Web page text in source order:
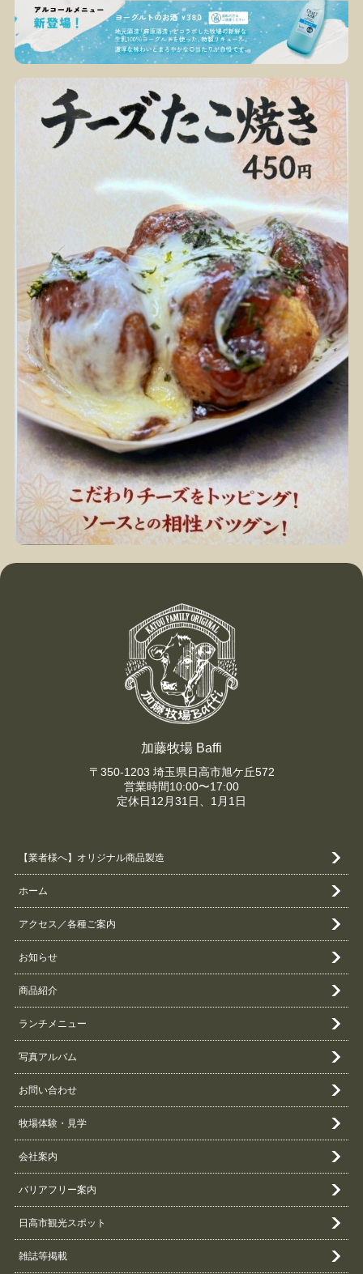
加藤牧場 Baffi
〒350-1203 埼玉県日高市旭ケ丘572
営業時間10:00〜17:00
定休日12月31日、1月1日
【業者様へ】オリジナル商品製造
ホーム
アクセス／各種ご案内
お知らせ
商品紹介
ランチメニュー
写真アルバム
お問い合わせ
牧場体験・見学
会社案内
バリアフリー案内
日高市観光スポット
雑誌等掲載